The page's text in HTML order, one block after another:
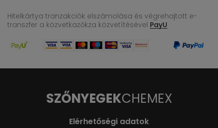
Hitelkártya tranzakciók elszámolása és végrehajtott e-
transzfer a közvetkazőkza közvetítésével PayU
SZŐNYEGEKCHEMEX
Elérhetőségi adatok